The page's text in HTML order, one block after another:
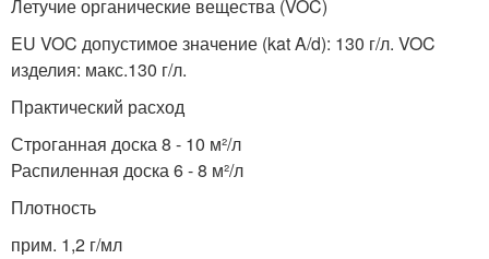
Летучие органические вещества (VOC)
EU VOC допустимое значение (kat A/d): 130 г/л. VOC
изделия: макс.130 г/л.
Практический расход
Строганная доска 8 - 10 м²/л
Распиленная доска 6 - 8 м²/л
Плотность
прим. 1,2 г/мл